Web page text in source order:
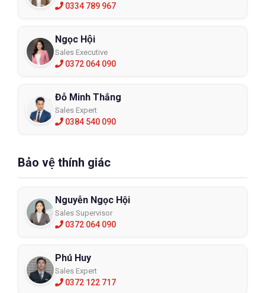
0334 789 967
Ngọc Hội
Sales Executive
0372 064 090
Đỗ Minh Thắng
Sales Expert
0384 540 090
Bảo vệ thính giác
Nguyễn Ngọc Hội
Sales Supervisor
0372 064 090
Phú Huy
Sales Expert
0372 122 717